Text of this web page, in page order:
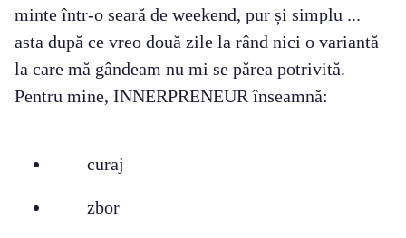
minte într-o seară de weekend, pur și simplu ...
asta după ce vreo două zile la rând nici o variantă
la care mă gândeam nu mi se părea potrivită.
Pentru mine, INNERPRENEUR înseamnă:
curaj
zbor